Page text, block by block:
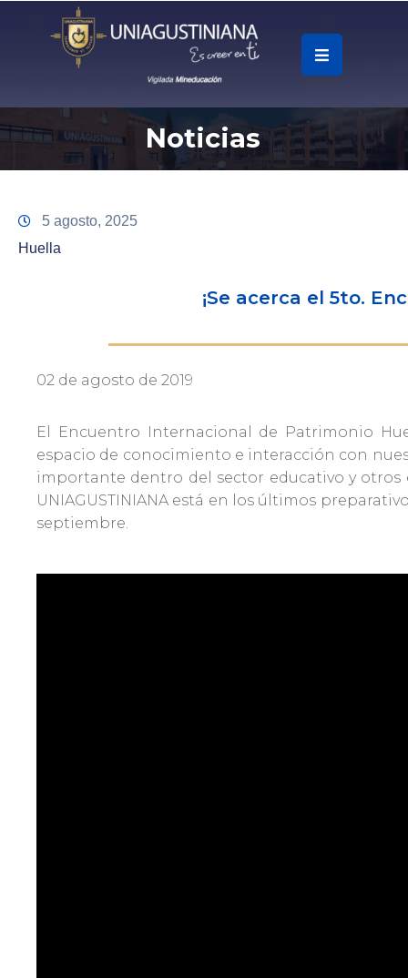
Accesos
Universidad
Continua
Admisiones
Investigaciones
Noticias
5 agosto, 2025
Huella
¡Se acerca el 5to.
02 de agosto de 2019
El Encuentro Internacional de Patrimonio
espacio de conocimiento e interacción con
importante dentro del sector educativo y otros
UNIAGUSTINIANA está en los últimos
septiembre.